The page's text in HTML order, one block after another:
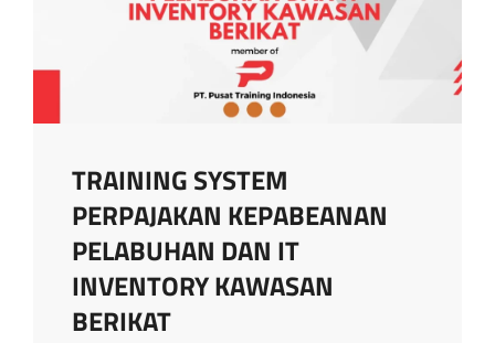
TRAINING SYSTEM
PERPAJAKAN KEPABEANAN
PELABUHAN DAN IT
INVENTORY KAWASAN
BERIKAT